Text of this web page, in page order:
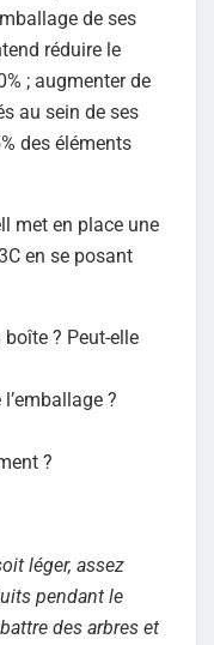
de ses
réduire le
; augmenter de
au sein de ses
des éléments
met en place une
en se posant
boîte ? Peut-elle
?
?
léger, assez
pendant le
des arbres et